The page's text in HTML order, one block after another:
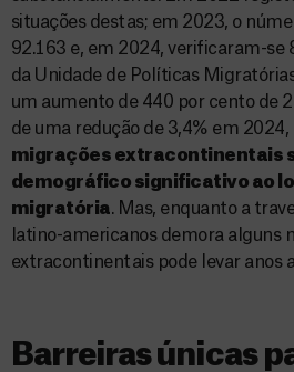
situações destas; em 2023, o
92.163 e, em 2024, verificaram-se
da Unidade de Políticas
um aumento de 440 por cento de
de uma redução de 3,4% em 2024,
migrações extracontinentais
demográfico significativo ao
migratória. Mas, enquanto a
latino-americanos demora alguns
extracontinentais pode levar anos
Barreiras únicas